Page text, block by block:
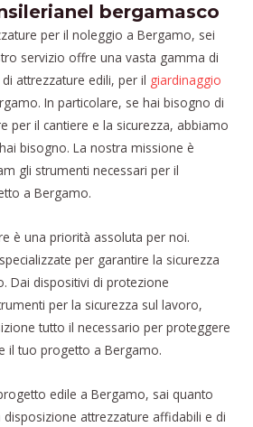
bergamasco
per il noleggio a Bergamo, sei
servizio offre una vasta gamma di
attrezzature edili, per il giardinaggio
In particolare, se hai bisogno di
per il cantiere e la sicurezza, abbiamo
bisogno. La nostra missione è
gli strumenti necessari per il
a Bergamo.
è una priorità assoluta per noi.
per garantire la sicurezza
Dai dispositivi di protezione
per la sicurezza sul lavoro,
tutto il necessario per proteggere
il tuo progetto a Bergamo.
edile a Bergamo, sai quanto
attrezzature affidabili e di